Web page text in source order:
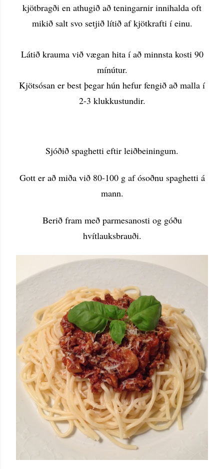
kjötbragði en athugið að teningarnir innihalda oft
mikið salt svo setjið lítið af kjötkrafti í einu.
Látið krauma við vægan hita í að minnsta kosti 90
mínútur.
Kjötsósan er best þegar hún hefur fengið að malla í
2-3 klukkustundir.
Sjóðið spaghetti eftir leiðbeiningum.
Gott er að miða við 80-100 g af ósoðnu spaghetti á
mann.
Berið fram með parmesanosti og góðu
hvítlauksbrauði.